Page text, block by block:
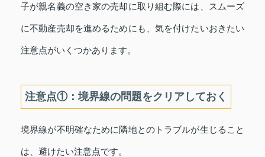
子が親名義の空き家の売却に取り組む際には、スムーズ
に不動産売却を進めるためにも、気を付けたいおきたい
注意点がいくつかあります。
注意点①：境界線の問題をクリアしておく
境界線が不明確なために隣地とのトラブルが生じること
は、避けたい注意点です。